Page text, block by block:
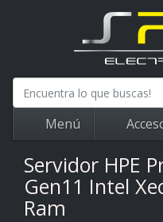
Menú
Servidor HPE
Gen11 Intel
Ram